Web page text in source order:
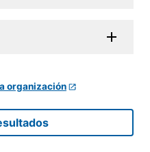
organización